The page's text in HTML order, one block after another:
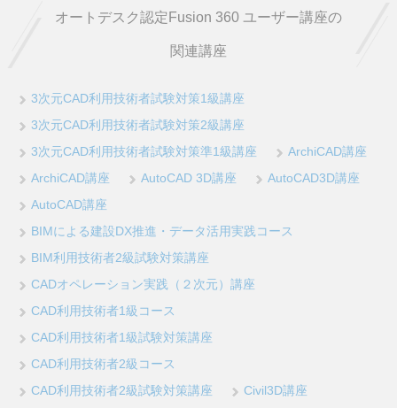
オートデスク認定Fusion 360 ユーザー講座の
関連講座
3次元CAD利用技術者試験対策1級講座
3次元CAD利用技術者試験対策2級講座
3次元CAD利用技術者試験対策準1級講座
ArchiCAD講座
ArchiCAD講座
AutoCAD 3D講座
AutoCAD3D講座
AutoCAD講座
BIMによる建設DX推進・データ活用実践コース
BIM利用技術者2級試験対策講座
CADオペレーション実践（２次元）講座
CAD利用技術者1級コース
CAD利用技術者1級試験対策講座
CAD利用技術者2級コース
CAD利用技術者2級試験対策講座
Civil3D講座